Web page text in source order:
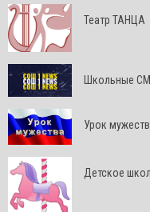
Театр ТАНЦА
Школьные
Урок
Детское